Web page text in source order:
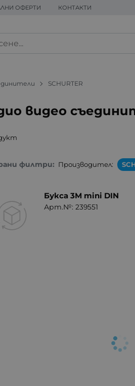
ОФЕРТИ КОНТАКТИ
SCHURTER
видео
филтри: Производител:
Букса 3M mini DIN
Арт.№: 239551